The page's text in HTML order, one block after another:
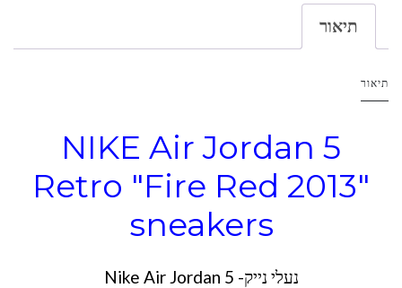
תיאור
תיאור
NIKE Air Jordan 5
Retro "Fire Red 2013"
sneakers
נעלי נייק- Nike Air Jordan 5